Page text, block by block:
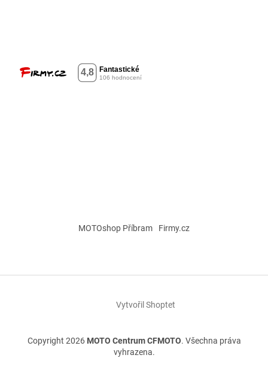
MOTOshop Příbram Firmy.cz
Vytvořil Shoptet
Copyright 2026 MOTO Centrum CFMOTO. Všechna práva
vyhrazena.